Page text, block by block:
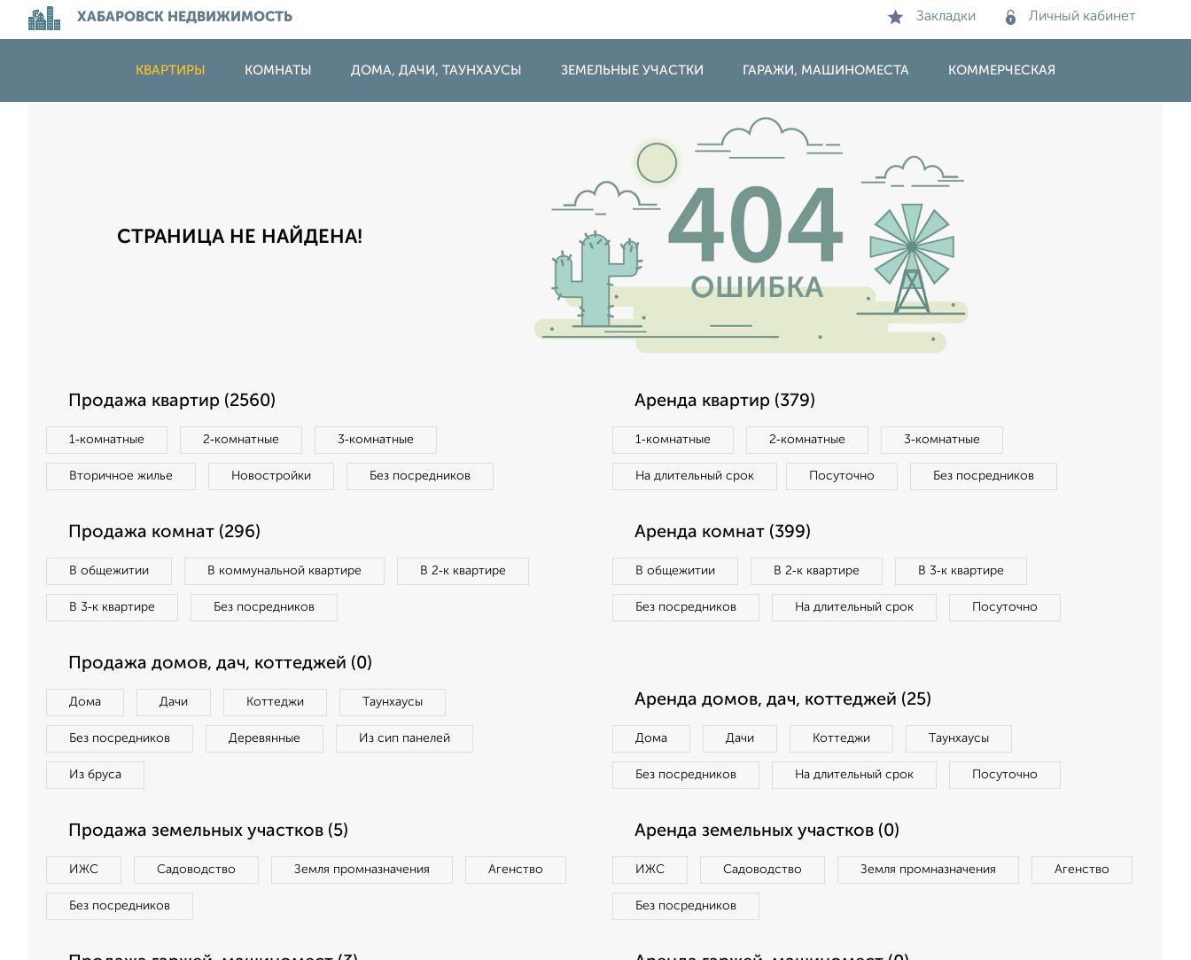
ХАБАРОВСК НЕДВИЖИМОСТЬ Закладки Личный кабинет
КВАРТИРЫ КОМНАТЫ ДОМА, ДАЧИ, ТАУНХАУСЫ ЗЕМЕЛЬНЫЕ УЧАСТКИ ГАРАЖИ, МАШИНОМЕСТА КОММЕРЧЕСКАЯ
СТРАНИЦА НЕ НАЙДЕНА!
Продажа квартир (2560)
1‑комнатные 2‑комнатные 3‑комнатные
Вторичное жилье Новостройки Без посредников
Аренда квартир (379)
1‑комнатные 2‑комнатные 3‑комнатные
На длительный срок Посуточно Без посредников
Продажа комнат (296)
В общежитии В коммунальной квартире В 2‑к квартире
В 3‑к квартире Без посредников
Аренда комнат (399)
В общежитии В 2‑к квартире В 3‑к квартире
Без посредников На длительный срок Посуточно
Продажа домов, дач, коттеджей (0)
Дома Дачи Коттеджи Таунхаусы
Без посредников Деревянные Из сип панелей
Из бруса
Аренда домов, дач, коттеджей (25)
Дома Дачи Коттеджи Таунхаусы
Без посредников На длительный срок Посуточно
Продажа земельных участков (5)
ИЖС Садоводство Земля промназначения Агенство
Без посредников
Аренда земельных участков (0)
ИЖС Садоводство Земля промназначения Агенство
Без посредников